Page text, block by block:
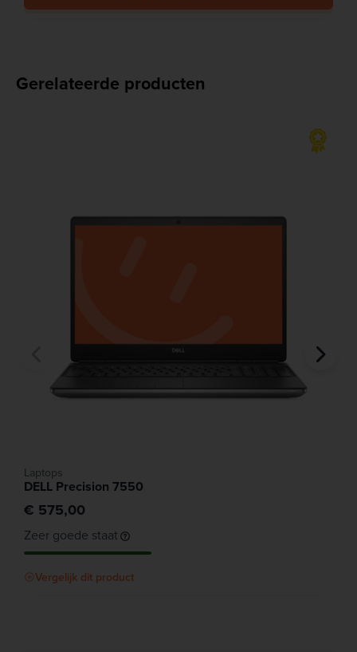
Gerelateerde producten
Laptops
DELL Precision 7550
€ 575,00
Zeer goede staat
Vergelijk dit product